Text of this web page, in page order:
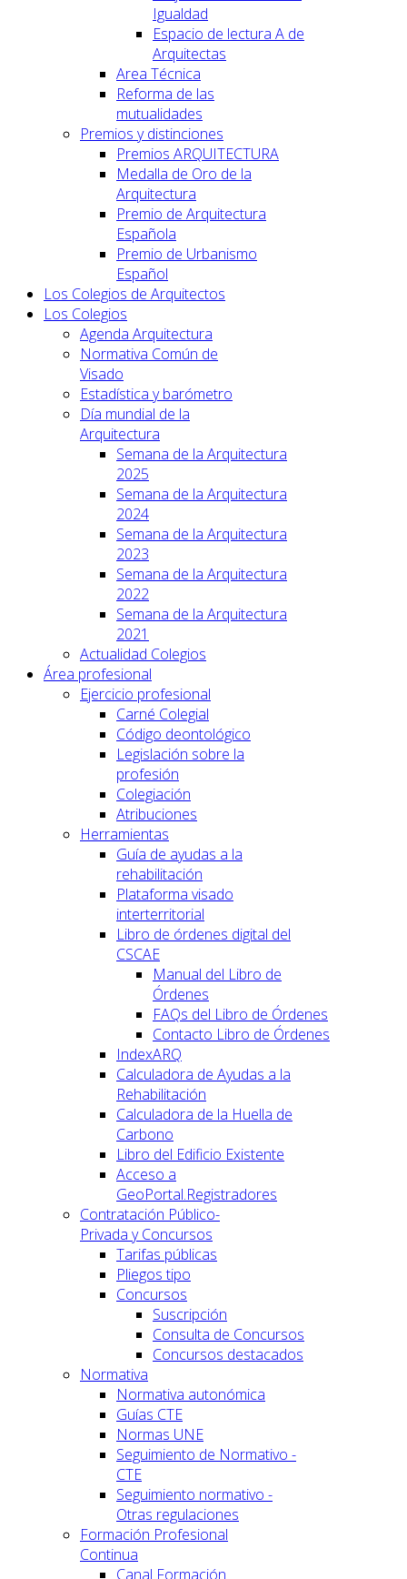
Igualdad
Espacio de lectura A de
Arquitectas
Area Técnica
Reforma de las
mutualidades
Premios y distinciones
Premios ARQUITECTURA
Medalla de Oro de la
Arquitectura
Premio de Arquitectura
Española
Premio de Urbanismo
Español
Los Colegios de Arquitectos
Los Colegios
Agenda Arquitectura
Normativa Común de
Visado
Estadística y barómetro
Día mundial de la
Arquitectura
Semana de la Arquitectura
2025
Semana de la Arquitectura
2024
Semana de la Arquitectura
2023
Semana de la Arquitectura
2022
Semana de la Arquitectura
2021
Actualidad Colegios
Área profesional
Ejercicio profesional
Carné Colegial
Código deontológico
Legislación sobre la
profesión
Colegiación
Atribuciones
Herramientas
Guía de ayudas a la
rehabilitación
Plataforma visado
interterritorial
Libro de órdenes digital del
CSCAE
Manual del Libro de
Órdenes
FAQs del Libro de Órdenes
Contacto Libro de Órdenes
IndexARQ
Calculadora de Ayudas a la
Rehabilitación
Calculadora de la Huella de
Carbono
Libro del Edificio Existente
Acceso a
GeoPortal.Registradores
Contratación Público-
Privada y Concursos
Tarifas públicas
Pliegos tipo
Concursos
Suscripción
Consulta de Concursos
Concursos destacados
Normativa
Normativa autonómica
Guías CTE
Normas UNE
Seguimiento de Normativo -
CTE
Seguimiento normativo -
Otras regulaciones
Formación Profesional
Continua
Canal Formación